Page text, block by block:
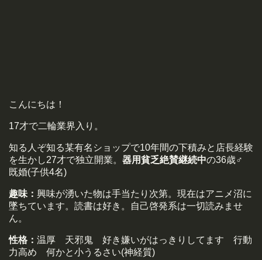
こんにちは！
17才で二輪業界入り。
知る人ぞ知る某有名ショップで10年間の下積みと店長経験
を生かし27才で独立開業。 器用貧乏絶賛継続中の36歳♂
既婚(子供4名)
趣味： 興味が湧いた物は手当たり次第。現在はアニメ沼に
墜ちています。読書は好き。自己啓発系は一切読みませ
ん。
性格： 温厚 天邪鬼 好き嫌いがはっきりしてます 行動
力高め 何かと小うるさい(神経質)